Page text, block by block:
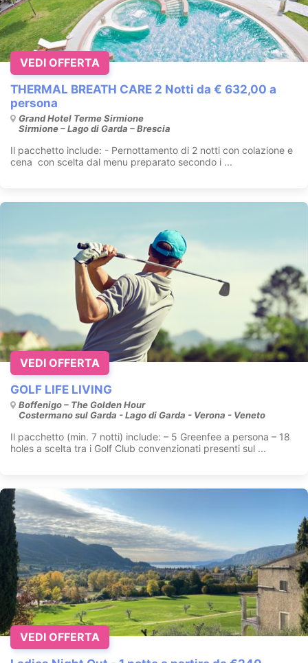
THERMAL BREATH CARE 2 Notti da € 632,00 a
persona
Grand Hotel Terme Sirmione
Sirmione – Lago di Garda – Brescia
Il pacchetto include: - Pernottamento di 2 notti con colazione e
cena con scelta dal menu preparato secondo i ...
VEDI OFFERTA
GOLF LIFE LIVING
Boffenigo – The Golden Hour
Costermano sul Garda - Lago di Garda - Verona - Veneto
Il pacchetto (min. 7 notti) include: – 5 Greenfee a persona – 18
holes a scelta tra i Golf Club convenzionati presenti sul ...
VEDI OFFERTA
VEDI OFFERTA